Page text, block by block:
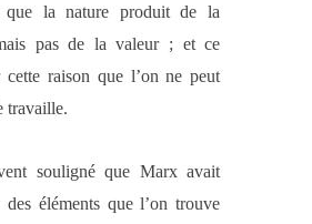
que la nature produit de la
pas de la valeur ; et ce
cette raison que l’on ne peut
travaille.
souligné que Marx avait
des éléments que l’on trouve